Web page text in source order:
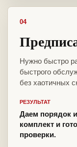
04
Нужно быстро
быстрого
без хаотичных
РЕЗУЛЬТАТ
Даем порядок
комплект и
проверки.